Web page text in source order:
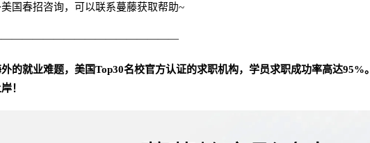
国春招咨询，可以联系蔓藤获取帮助~
的就业难题，美国Top30名校官方认证的求职机构，学员求职成功率高达95%。
！